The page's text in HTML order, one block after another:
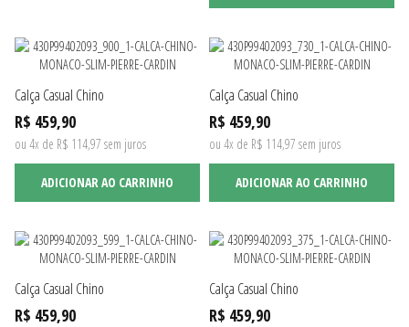
Calça Casual Chino
R$ 459,90
ou 4x de R$ 114,97 sem juros
ADICIONAR AO CARRINHO
Calça Casual Chino
R$ 459,90
ou 4x de R$ 114,97 sem juros
ADICIONAR AO CARRINHO
Calça Casual Chino
R$ 459,90
Calça Casual Chino
R$ 459,90